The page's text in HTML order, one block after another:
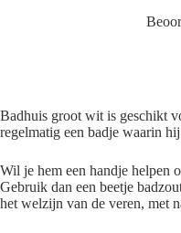
Badhuis groot wit is geschikt
regelmatig een badje waarin
Wil je hem een handje helpen
Gebruik dan een beetje
het welzijn van de veren, met